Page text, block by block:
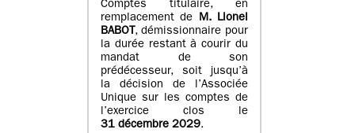
Comptes titulaire, en
remplacement de M.Lionel
BABOT , démissionnaire pour
la durée restant à courir du
mandat de son
prédécesseur, soit jusqu’à
la décision de l’Associée
Unique sur les comptes de
l’exercice clos le
31 décembre 2029.